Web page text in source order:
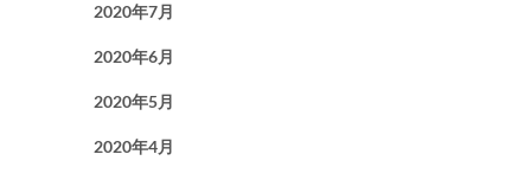
2020年7月
2020年6月
2020年5月
2020年4月